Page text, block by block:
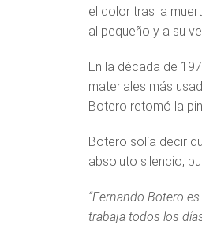
el dolor tras la
al pequeño y a su
En la década de
materiales más
Botero retomó la
Botero solía decir
absoluto silencio,
“Fernando Botero
trabaja todos los